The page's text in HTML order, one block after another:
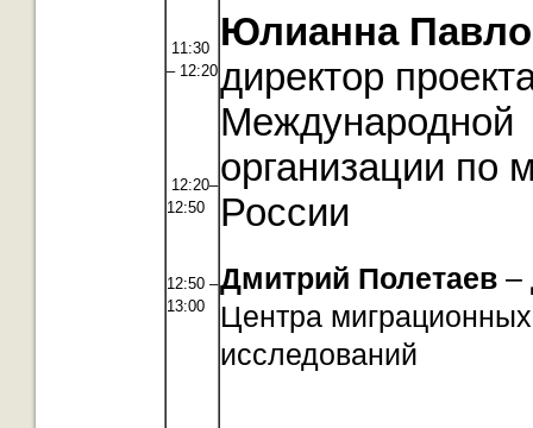
11:30
– 12:20
12:20–
12:50
12:50 –
13:00
Юлианна
директор
Международной
организации по
России
Дмитрий Полетаев –
Центра миграционных
исследований